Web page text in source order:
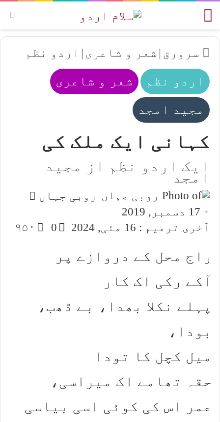
سرورق | شعر و شاعری | اردو نظم
اردو نظم
شعر و شاعری
مجید امجد
کہانی ایک ملک کی
ایک اردو نظم از مجید
امجد
روبی جہاں
17 دسمبر, 2019
آخری ترمیم : 16 مئی, 2024
0 ۹۵۰
راج محل کے دروازے پر
آکے رکی اک کار
پہلے نکلا بھدا، بے ڈھب،
بودا،
میل کچل کا تودا
حقہ تھامے اک میراسی،
عمر اس کی کوئی اسی بیاسی